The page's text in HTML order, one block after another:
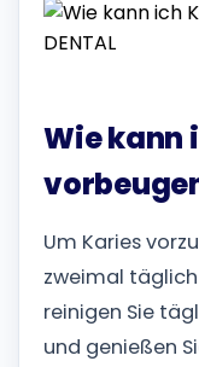
Wie kann
Um Karies
zweimal
reinigen Sie
und genießen